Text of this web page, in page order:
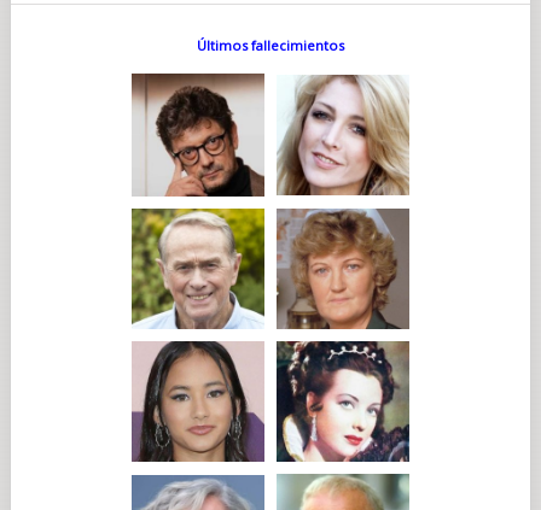
Últimos fallecimientos